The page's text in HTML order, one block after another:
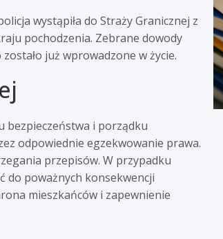
wystąpiła do Straży Granicznej z
pochodzenia. Zebrane dowody
już wprowadzone w życie.
bezpieczeństwa i porządku
odpowiednie egzekwowanie prawa.
przepisów. W przypadku
do poważnych konsekwencji
mieszkańców i zapewnienie